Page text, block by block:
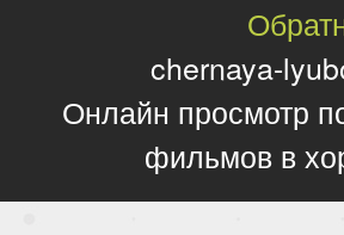
chernaya-
Онлайн просмотр
фильмов в